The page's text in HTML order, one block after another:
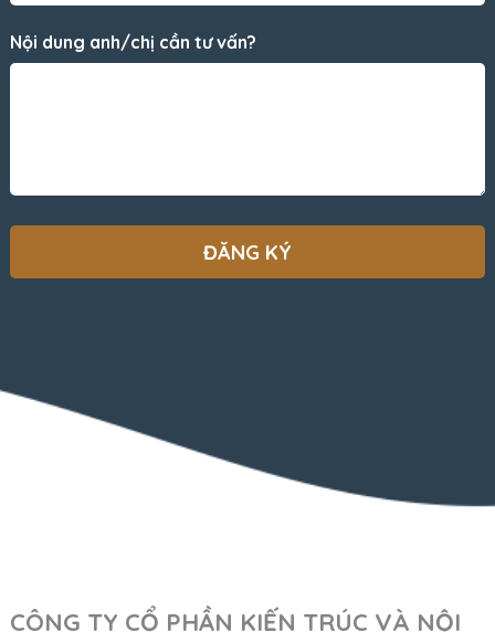
Nội dung anh/chị cần tư vấn?
CÔNG TY CỔ PHẦN KIẾN TRÚC VÀ NỘI